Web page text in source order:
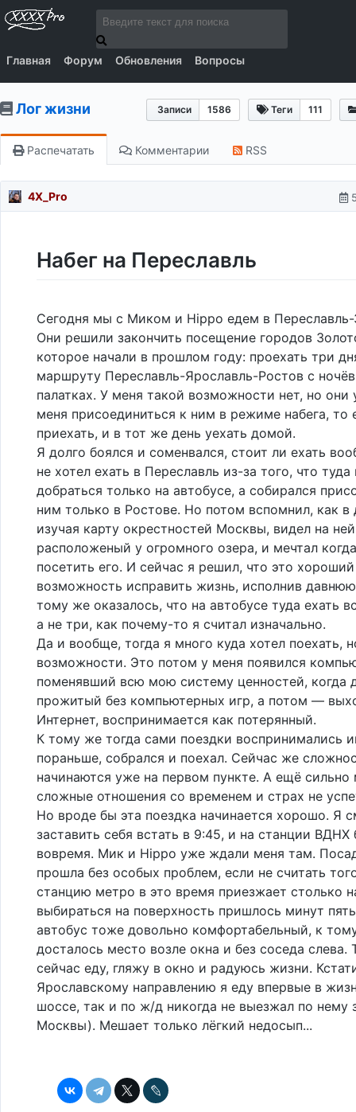
Главная Форум Обновления Вопросы
Записи 1586 Теги 111
Лог жизни
Распечатать Комментарии RSS
4X_Pro
Набег на Переславль
Сегодня мы с Миком и Hippo едем в Переславль-
Они решили закончить посещение городов
которое начали в прошлом году: проехать три
маршруту Переславль-Ярославль-Ростов с
палатках. У меня такой возможности нет, но они
меня присоединиться к ним в режиме набега, то
приехать, и в тот же день уехать домой.
Я долго боялся и соменвался, стоит ли ехать
не хотел ехать в Переславль из-за того, что
добраться только на автобусе, а собирался
ним только в Ростове. Но потом вспомнил, как в
изучая карту окрестностей Москвы, видел на
расположеный у огромного озера, и мечтал
посетить его. И сейчас я решил, что это
возможность исправить жизнь, исполнив
тому же оказалось, что на автобусе туда ехать
а не три, как почему-то я считал изначально.
Да и вообще, тогда я много куда хотел поехать,
возможности. Это потом у меня появился
поменявший всю мою систему ценностей, когда
прожитый без компьютерных игр, а потом —
Интернет, воспринимается как потерянный.
К тому же тогда сами поездки воспринимались
пораньше, собрался и поехал. Сейчас же
начинаются уже на первом пункте. А ещё
сложные отношения со временем и страх не
Но вроде бы эта поездка начинается хорошо. Я
заставить себя встать в 9:45, и на станции ВДНХ
вовремя. Мик и Hippo уже ждали меня там.
прошла без особых проблем, если не считать
станцию метро в это время приезжает столько
выбираться на поверхность пришлось минут
автобус тоже довольно комфортабельный, к
досталось место возле окна и без соседа слева.
сейчас еду, гляжу в окно и радуюсь жизни.
Ярославскому направлению я еду впервые в
шоссе, так и по ж/д никогда не выезжал по нему
Москвы). Мешает только лёгкий недосып...